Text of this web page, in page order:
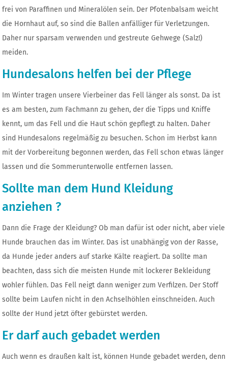
frei von Paraffinen und Mineralölen sein. Der Pfotenbalsam weicht
die Hornhaut auf, so sind die Ballen anfälliger für Verletzungen.
Daher nur sparsam verwenden und gestreute Gehwege (Salz!)
meiden.
Hundesalons helfen bei der Pflege
Im Winter tragen unsere Vierbeiner das Fell länger als sonst. Da ist
es am besten, zum Fachmann zu gehen, der die Tipps und Kniffe
kennt, um das Fell und die Haut schön gepflegt zu halten. Daher
sind Hundesalons regelmäßig zu besuchen. Schon im Herbst kann
mit der Vorbereitung begonnen werden, das Fell schon etwas länger
lassen und die Sommerunterwolle entfernen lassen.
Sollte man dem Hund Kleidung
anziehen ?
Dann die Frage der Kleidung? Ob man dafür ist oder nicht, aber viele
Hunde brauchen das im Winter. Das ist unabhängig von der Rasse,
da Hunde jeder anders auf starke Kälte reagiert. Da sollte man
beachten, dass sich die meisten Hunde mit lockerer Bekleidung
wohler fühlen. Das Fell neigt dann weniger zum Verfilzen. Der Stoff
sollte beim Laufen nicht in den Achselhöhlen einschneiden. Auch
sollte der Hund jetzt öfter gebürstet werden.
Er darf auch gebadet werden
Auch wenn es draußen kalt ist, können Hunde gebadet werden, denn